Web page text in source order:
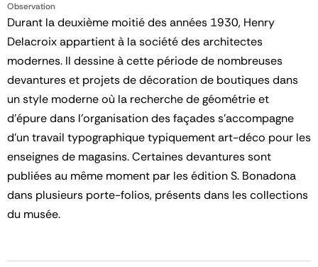
Observation
Durant la deuxième moitié des années 1930, Henry
Delacroix appartient à la société des architectes
modernes. Il dessine à cette période de nombreuses
devantures et projets de décoration de boutiques dans
un style moderne où la recherche de géométrie et
d'épure dans l'organisation des façades s'accompagne
d'un travail typographique typiquement art-déco pour les
enseignes de magasins. Certaines devantures sont
publiées au même moment par les édition S. Bonadona
dans plusieurs porte-folios, présents dans les collections
du musée.